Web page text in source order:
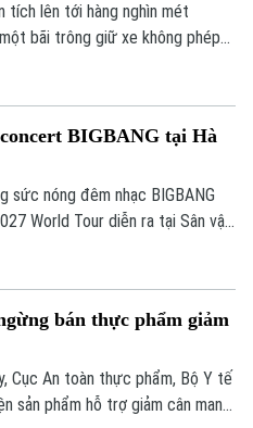
tích lên tới hàng nghìn mét
bãi trông giữ xe không phép
phường Thanh Liệt.BIGBANG tại Hà
sức nóng đêm nhạc BIGBANG
World Tour diễn ra tại Sân vận
hoặc "suất ngoại giao", nhằm
chính thức diễn ra.
bán thực phẩm giảm
Cục An toàn thực phẩm, Bộ Y tế
sản phẩm hỗ trợ giảm cân mang